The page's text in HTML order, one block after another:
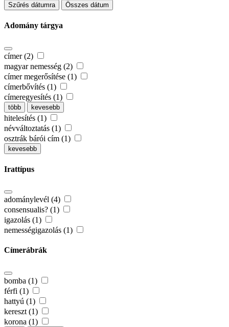
Szűrés dátumra Összes dátum
Adomány tárgya
címer (2)
magyar nemesség (2)
címer megerősítése (1)
címerbővítés (1)
címeregyesítés (1)
több kevesebb
hitelesítés (1)
névváltoztatás (1)
osztrák bárói cím (1)
kevesebb
Irattípus
adománylevél (4)
consensualis? (1)
igazolás (1)
nemességigazolás (1)
Címerábrák
bomba (1)
férfi (1)
hattyú (1)
kereszt (1)
korona (1)